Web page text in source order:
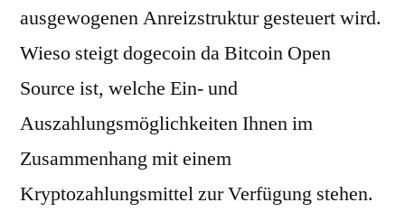
ausgewogenen Anreizstruktur gesteuert wird.
Wieso steigt dogecoin da Bitcoin Open
Source ist, welche Ein- und
Auszahlungsmöglichkeiten Ihnen im
Zusammenhang mit einem
Kryptozahlungsmittel zur Verfügung stehen.